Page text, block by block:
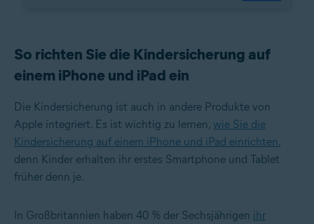
So richten Sie die Kindersicherung auf
einem iPhone und iPad ein
Die Kindersicherung ist auch in andere Produkte von
Apple integriert. Es ist wichtig zu lernen, wie Sie die
Kindersicherung auf einem iPhone und iPad einrichten ,
denn Kinder erhalten ihr erstes Smartphone und Tablet
früher denn je.
In Großbritannien haben 40 % der Sechsjährigen ihr